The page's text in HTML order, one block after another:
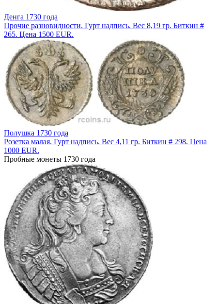
Денга 1730 года
Прочие разновидности. Гурт надпись. Вес 8,19 гр. Биткин #
265. Цена 1500 EUR.
Полушка 1730 года
Розетка малая. Гурт надпись. Вес 4,11 гр. Биткин # 298. Цена
1000 EUR.
Пробные монеты 1730 года